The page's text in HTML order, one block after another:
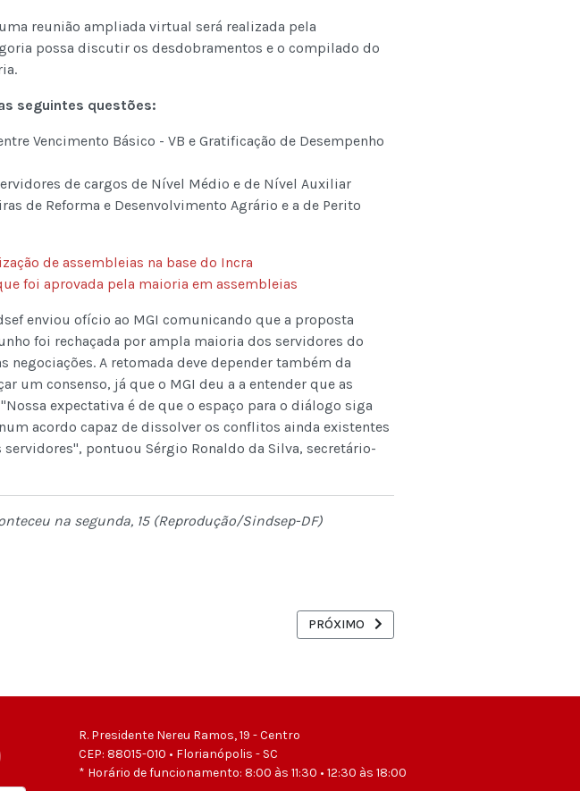
reunião ampliada virtual será realizada pela
possa discutir os desdobramentos e o compilado do
seguintes questões:
Vencimento Básico - VB e Gratificação de Desempenho
de cargos de Nível Médio e de Nível Auxiliar
de Reforma e Desenvolvimento Agrário e a de Perito
de assembleias na base do Incra
foi aprovada pela maioria em assembleias
enviou ofício ao MGI comunicando que a proposta
foi rechaçada por ampla maioria dos servidores do
negociações. A retomada deve depender também da
um consenso, já que o MGI deu a a entender que as
expectativa é de que o espaço para o diálogo siga
acordo capaz de dissolver os conflitos ainda existentes
pontuou Sérgio Ronaldo da Silva, secretário-
na segunda, 15 (Reprodução/Sindsep-DF)
EXTRAORDINÁRIA HÍBRIDA DOS(AS) SERVIDORES(AS) PÚBLICOS(AS) FEDERAIS DA CULTURA
PRÓXIMO ARTIGO: CCJ ADIA PARA O SEGUNDO
PRÓXIMO
R. Presidente Nereu Ramos, 19 - Centro
CEP: 88015-010 • Florianópolis - SC
* Horário de funcionamento: 8:00 às 11:30 • 12:30 às 18:00